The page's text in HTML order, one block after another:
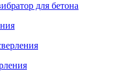
для бетона